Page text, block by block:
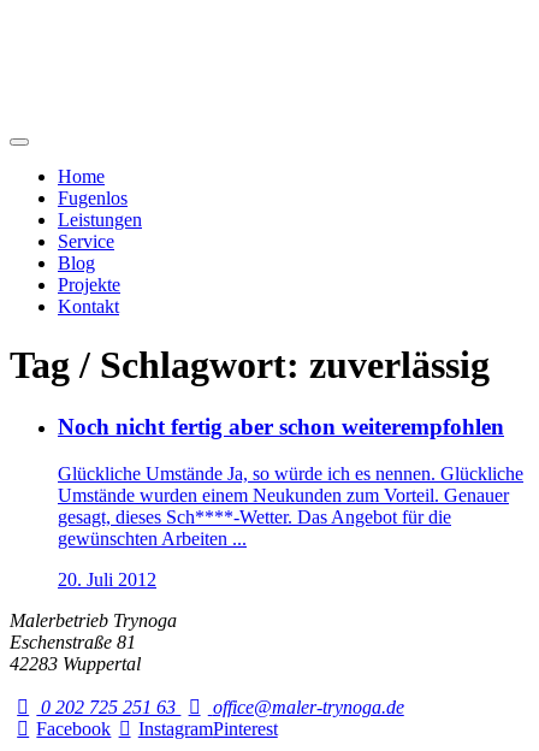
Home
Fugenlos
Leistungen
Service
Blog
Projekte
Kontakt
Tag / Schlagwort: zuverlässig
Noch nicht fertig aber schon weiterempfohlen
Glückliche Umstände Ja, so würde ich es nennen. Glückliche
Umstände wurden einem Neukunden zum Vorteil. Genauer
gesagt, dieses Sch****-Wetter. Das Angebot für die
gewünschten Arbeiten ...
20. Juli 2012
Malerbetrieb Trynoga
Eschenstraße 81
42283 Wuppertal
0 202 725 251 63
office@maler-trynoga.de
Facebook
InstagramPinterest